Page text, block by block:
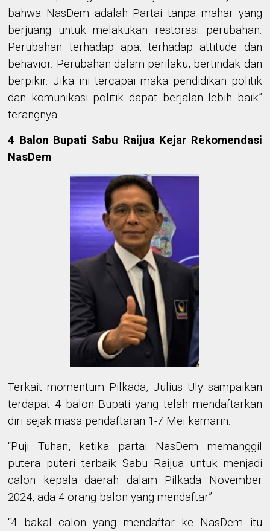
bahwa NasDem adalah Partai tanpa mahar yang
berjuang untuk melakukan restorasi perubahan.
Perubahan terhadap apa, terhadap attitude dan
behavior. Perubahan dalam perilaku, bertindak dan
berpikir. Jika ini tercapai maka pendidikan politik
dan komunikasi politik dapat berjalan lebih baik”
terangnya.
4 Balon Bupati Sabu Raijua Kejar Rekomendasi
NasDem
Terkait momentum Pilkada, Julius Uly sampaikan
terdapat 4 balon Bupati yang telah mendaftarkan
diri sejak masa pendaftaran 1-7 Mei kemarin.
“Puji Tuhan, ketika partai NasDem memanggil
putera puteri terbaik Sabu Raijua untuk menjadi
calon kepala daerah dalam Pilkada November
2024, ada 4orang balon yang mendaftar”.
“4 bakal calon yang mendaftar ke NasDem itu